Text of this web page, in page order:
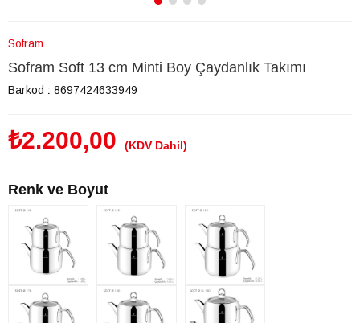
Sofram
Sofram Soft 13 cm Minti Boy Çaydanlık Takımı
Barkod : 8697424633949
₺2.200,00 (KDV Dahil)
Renk ve Boyut